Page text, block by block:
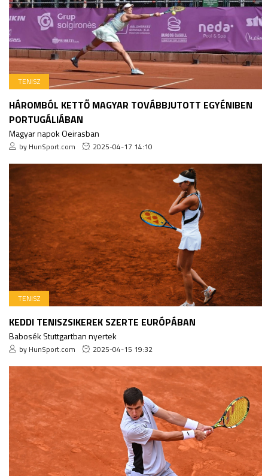
TENISZ
HÁROMBÓL KETTŐ MAGYAR TOVÁBBJUTOTT EGYÉNIBEN
PORTUGÁLIÁBAN
Magyar napok Oeirasban
by HunSport.com 2025-04-17 14:10
TENISZ
KEDDI TENISZSIKEREK SZERTE EURÓPÁBAN
Babosék Stuttgartban nyertek
by HunSport.com 2025-04-15 19:32